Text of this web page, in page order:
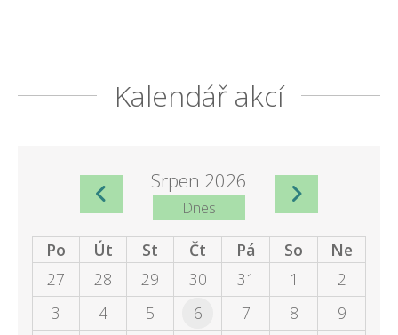
Kalendář akcí
Srpen 2026
Dnes
Po Út St Čt Pá So
Ne
27
28 29 30 31 1
2
3
4 5 6 7 8
9